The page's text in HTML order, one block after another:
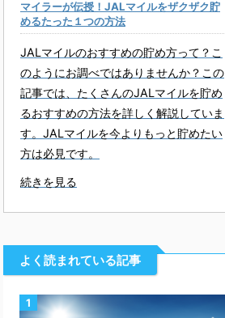
マイラーが伝授！JALマイルをザクザク貯
めるたった１つの方法
JALマイルのおすすめの貯め方って？こ
のようにお調べではありませんか？この
記事では、たくさんのJALマイルを貯め
るおすすめの方法を詳しく解説していま
す。JALマイルを今よりもっと貯めたい
方は必見です。
続きを見る
よく読まれている記事
1